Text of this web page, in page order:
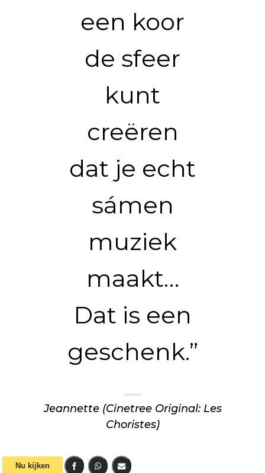
een koor
de sfeer
kunt
creëren
dat je echt
sámen
muziek
maakt…
Dat is een
geschenk.”
Jeannette (Cinetree Original: Les
Choristes)
Nu kijken